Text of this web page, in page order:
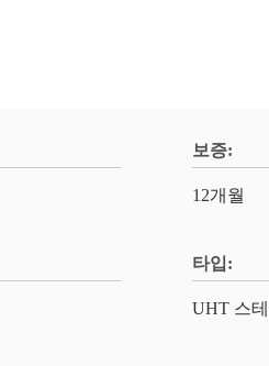
보증:
12개월
타입:
UHT 스테